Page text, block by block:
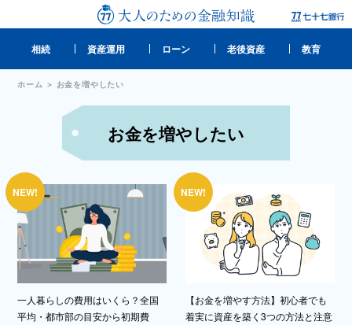
相続 資産運用 ローン 老後資産 教育
ホーム お金を増やしたい
お金を増やしたい
一人暮らしの費用はいくら？全国
平均・都市部の目安から初期費
【お金を増やす方法】初心者でも
着実に資産を築く3つの方法と注意